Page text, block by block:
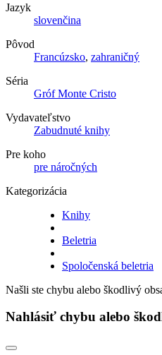
Jazyk
slovenčina
Pôvod
Francúzsko, zahraničný
Séria
Gróf Monte Cristo
Vydavateľstvo
Zabudnuté knihy
Pre koho
pre náročných
Kategorizácia
Knihy
Beletria
Spoločenská beletria
Našli ste chybu alebo škodlivý
Nahlásiť chybu alebo